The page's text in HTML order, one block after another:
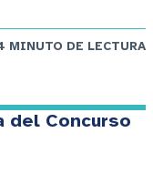
MINUTO DE LECTURA
del Concurso